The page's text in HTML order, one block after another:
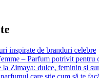
inspirate de branduri celebre
– Parfum potrivit pentru
Zimaya: dulce, feminin și
care știe cum să te